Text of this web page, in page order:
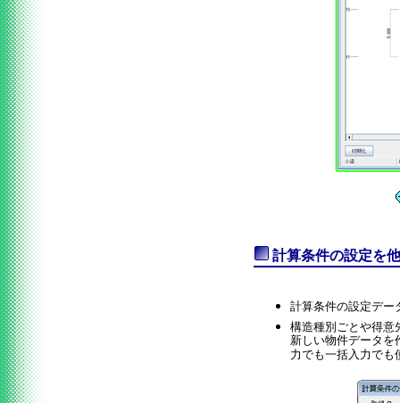
計算条件の設定を
計算条件の設定デー
構造種別ごとや得意
新しい物件データを
力でも一括入力でも